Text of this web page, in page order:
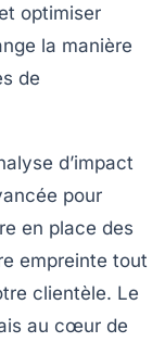
optimiser
la manière
de
d’impact
pour
en place des
empreinte tout
clientèle. Le
au cœur de